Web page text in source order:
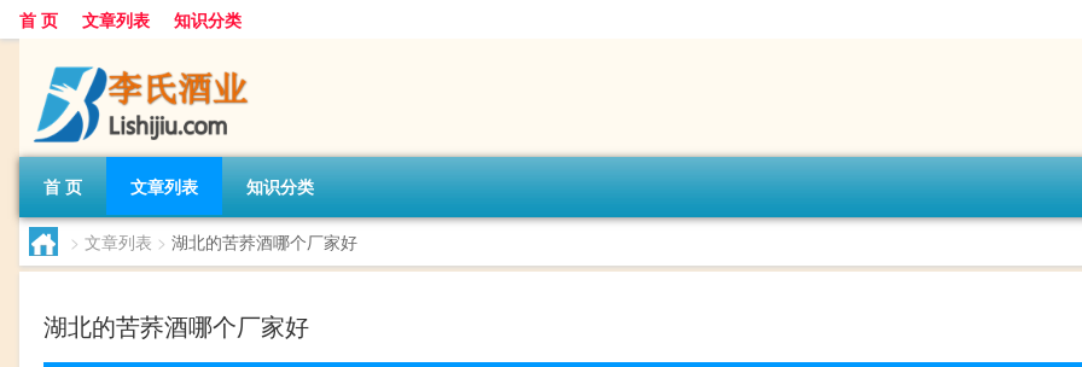
首 页 文章列表 知识分类
首 页 文章列表 知识分类
> 文章列表 > 湖北的苦荞酒哪个厂家好
湖北的苦荞酒哪个厂家好